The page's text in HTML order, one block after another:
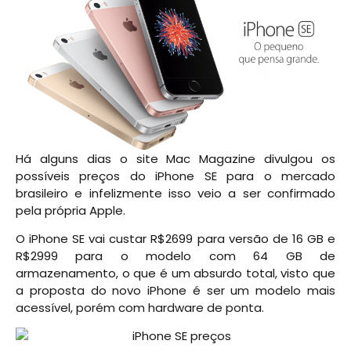
Há alguns dias o site Mac Magazine divulgou os
possíveis preços do iPhone SE para o mercado
brasileiro e infelizmente isso veio a ser confirmado
pela própria Apple.
O iPhone SE vai custar R$2699 para versão de 16 GB e
R$2999 para o modelo com 64 GB de
armazenamento, o que é um absurdo total, visto que
a proposta do novo iPhone é ser um modelo mais
acessível, porém com hardware de ponta.